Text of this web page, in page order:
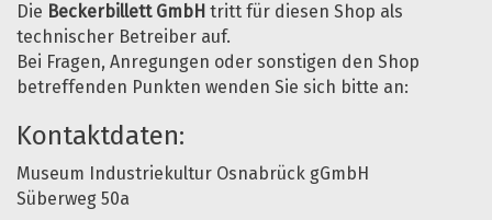
Die Beckerbillett GmbH tritt für diesen Shop als
technischer Betreiber auf.
Bei Fragen, Anregungen oder sonstigen den Shop
betreffenden Punkten wenden Sie sich bitte an:
Kontaktdaten:
Museum Industriekultur Osnabrück gGmbH
Süberweg 50a